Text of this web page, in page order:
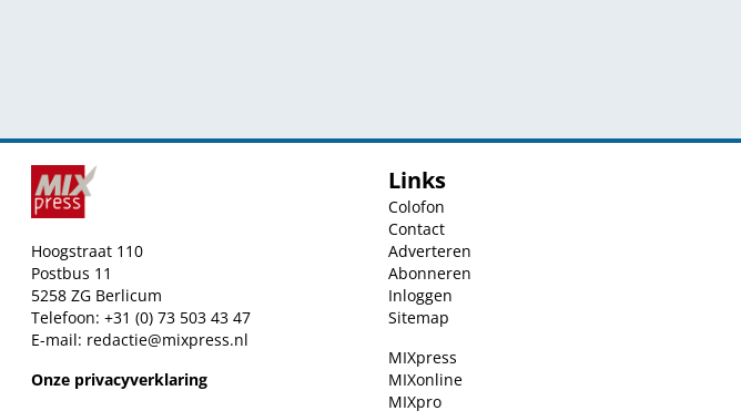
Hoogstraat 110
Postbus 11
5258 ZG Berlicum
Telefoon: +31 (0) 73 503 43 47
E-mail: redactie@mixpress.nl
Onze privacyverklaring
Links
Colofon
Contact
Adverteren
Abonneren
Inloggen
Sitemap
MIXpress
MIXonline
MIXpro